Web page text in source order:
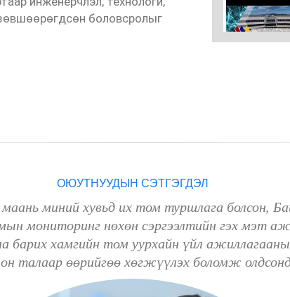
боловсролыг
нарын эрдэм
ний өдөр
ОЮУТНУУДЫН СЭТГЭГДЭЛ
миний хувьд их том туршлага болсон,
мониторинг нөхөн сэргээлтийн гэх мэт
барих хамгийн том уурхайн үйл
талаар өөрийгөө хөгжүүлэх боломж